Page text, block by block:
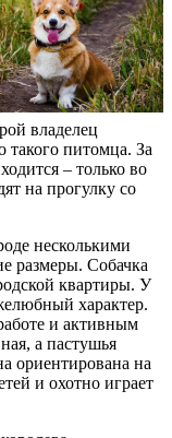
владелец
такого питомца. За
– только во
на прогулку со
несколькими
размеры. Собачка
квартиры. У
характер.
и активным
а пастушья
ориентирована на
и охотно играет